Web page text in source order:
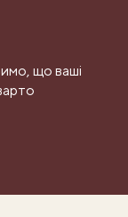
що ваші